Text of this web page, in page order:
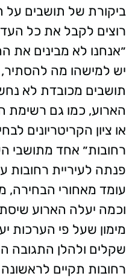
ביקורת של תושבים
רוצים לקבל את כל
״אנחנו לא מבינים את
יש למישהו מה
תושבים מכובדת לא
הארוע, כמו גם רשימת
או ציון הקריטריונים
רחובות״ אחד מתושבי
פנתה לעיריית רחובות
עומד מאחורי הבחירה,
וכמה יעלה הארוע
מימון שעל פי הערכות
שקלים ולהלן התגובה
רחובות תקיים